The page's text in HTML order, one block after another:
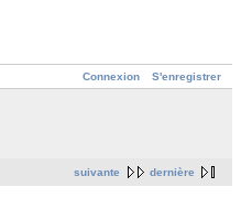
Connexion S'enregistrer
suivante dernière